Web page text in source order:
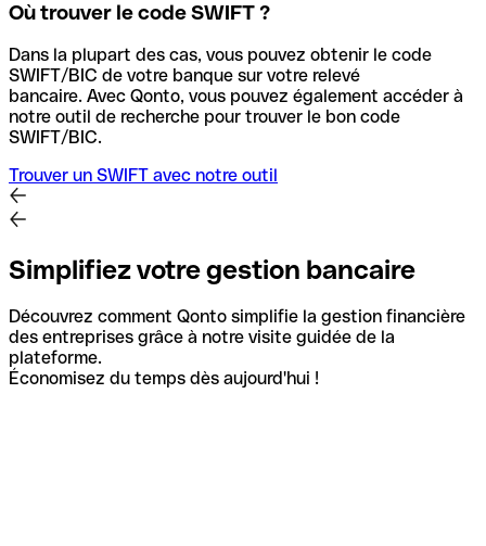
Où trouver le code SWIFT ?
Dans la plupart des cas, vous pouvez obtenir le code
SWIFT/BIC de votre banque sur votre relevé
bancaire. Avec Qonto, vous pouvez également accéder à
notre outil de recherche pour trouver le bon code
SWIFT/BIC.
Trouver un SWIFT avec notre outil
Simplifiez votre gestion bancaire
Découvrez comment Qonto simplifie la gestion financière
des entreprises grâce à notre visite guidée de la
plateforme.
Économisez du temps dès aujourd'hui !